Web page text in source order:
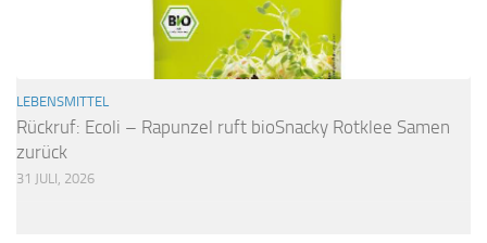
LEBENSMITTEL
Rückruf: Ecoli – Rapunzel ruft bioSnacky Rotklee Samen
zurück
31 JULI, 2026